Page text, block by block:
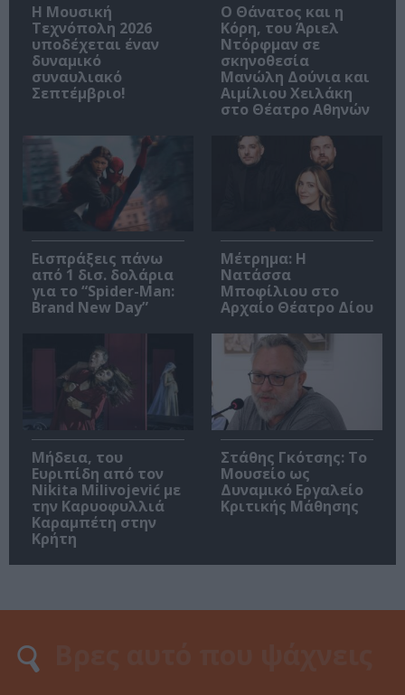
Η Μουσική
Τεχνόπολη 2026
υποδέχεται έναν
δυναμικό
συναυλιακό
Σεπτέμβριο!
Ο Θάνατος και η
Κόρη, του Άριελ
Ντόρφμαν σε
σκηνοθεσία
Μανώλη Δούνια και
Αιμίλιου Χειλάκη
στο Θέατρο Αθηνών
Εισπράξεις πάνω
από 1 δισ. δολάρια
για το “Spider-Man:
Brand New Day”
Μέτρημα: Η
Νατάσσα
Μποφίλιου στο
Αρχαίο Θέατρο Δίου
Μήδεια, του
Ευριπίδη από τον
Nikita Milivojević με
την Καρυοφυλλιά
Καραμπέτη στην
Κρήτη
Στάθης Γκότσης: Το
Μουσείο ως
Δυναμικό Εργαλείο
Κριτικής Μάθησης